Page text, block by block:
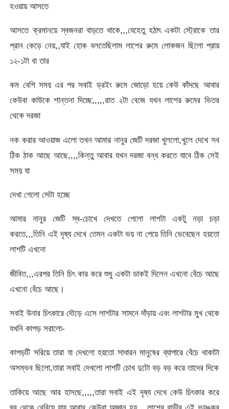
হওয়ায় আসতে
আসতে ক্রমানয়ে স্বজনরা বাড়তে থাকে,,,যেহেতু হঠাৎ একটা স্ট্রোকে তার
প্রান কেড়ে নেয়,,যাই হোক বলতেছিলাম লাশের রুমে লোকজন ছিলো প্রায়
১২-১টা বা তার
কম বেশি সময় এর পর সবাই ড্রইং রুমে জোড়ো হয়ে কেউ কাঁদছে আবার
কেউবা কাউকে শান্তনা দিচ্ছে,,,,,রাত ২টা বেজে যখন লাশের রুমের ভিতর
থেকে দরজা
নক করার আওয়াজ এলো তখন আমার নানুর জেটি দরজা খুললো,খুলে দেখে সব
ঠিক ঠাক আছে আছে,,,,কিন্তু আবার যখন দরজা বন্ধ করতে যাবে ঠিক সেই
সময় যা
দেখা গেলো সেটা হচ্ছে
আমার নানুর জেটি স্ব-চোখে দেখতে পেলো লাশটা একটু নড়া চড়া
করতে,,,তিনি এই দৃষ্য দেখে তেমন একটা ভয় না পেয়ে তিনি ভেবেছেন হয়তো
লাশটি এখনো
জীবিত,,,এরপর তিনি চিৎ কার করে শুধু একটা ডাকই দিলেন এখনো বেঁচে আছে
এখনো বেঁচে আছে।
সবাই উনার চিৎকারে দৌড়ে এসে লাশটার সামনে দাঁড়ায় এবং লাশটার মুখ থেকে
যখনি কাপড় সরালো-
কাপড়টি সরিয়ে তারা যা দেখলো হয়তো সাধারন মানুষের ব্যাপারে বেঁচে থাকাটা
অসম্ভব ছিলো,তারা সবাই দেখলো লাশটি চোখ দুটো বড় বড় করে তাদের দিকে
তাকিয়ে আছে আর হাসছে,,,,,তারা সবাই এই দৃষ্য দেখে কেউ চিৎকার করে